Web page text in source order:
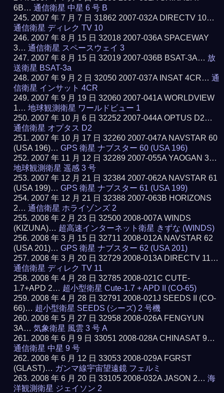
6B…通信衛星 中星 6 号 B
2007 年 7 月 7 日 31862 2007-032A DIRECTV 10…
通信衛星 ディレク TV 10
2007 年 8 月 15 日 32018 2007-036A SPACEWAY
3…通信衛星 スペースウェイ 3
2007 年 8 月 15 日 32019 2007-036B BSAT-3A… 放
送衛星 BSAT-3a
2007 年 9 月 2 日 32050 2007-037A INSAT 4CR…通
信衛星 インサット 4CR
2007 年 9 月 19 日 32060 2007-041A WORLDVIEW
1…地球観測衛星 ワールドビュー 1
2007 年 10 月 6 日 32252 2007-044A OPTUS D2…
通信衛星 オプタス D2
2007 年 10 月 17 日 32260 2007-047A NAVSTAR 60
(USA 196)…GPS 衛星 ナブスター 60 (USA 196)
2007 年 11 月 12 日 32289 2007-055A YAOGAN 3…
地球観測衛星 遥感 3 号
2007 年 12 月 21 日 32384 2007-062A NAVSTAR 61
(USA 199)…GPS 衛星 ナブスター 61 (USA 199)
2007 年 12 月 21 日 32388 2007-063B HORIZONS
2…通信衛星 ホライゾンズ 2
2008 年 2 月 23 日 32500 2008-007A WINDS
(KIZUNA)… 超高速インターネット衛星 きずな (WINDS)
2008 年 3 月 15 日 32711 2008-012A NAVSTAR 62
(USA 201)…GPS 衛星 ナブスター 62 (USA 201)
2008 年 3 月 20 日 32729 2008-013A DIRECTV 11…
通信衛星 ディレク TV 11
2008 年 4 月 28 日 32785 2008-021C CUTE-
1.7+APD 2… 超小型衛星 Cute-1.7 + APD II (CO-65)
2008 年 4 月 28 日 32791 2008-021J SEEDS II (CO-
66)… 超小型衛星 SEEDS (シーズ) 2 号機
2008 年 5 月 27 日 32958 2008-026A FENGYUN
3A…気象衛星 風雲 3 号 A
2008 年 6 月 9 日 33051 2008-028A CHINASAT 9…
通信衛星 中星 9 号
2008 年 6 月 12 日 33053 2008-029A FGRST
(GLAST)… ガンマ線宇宙望遠鏡 フェルミ
2008 年 6 月 20 日 33105 2008-032A JASON 2…海
洋観測衛星 ジェイソン 2